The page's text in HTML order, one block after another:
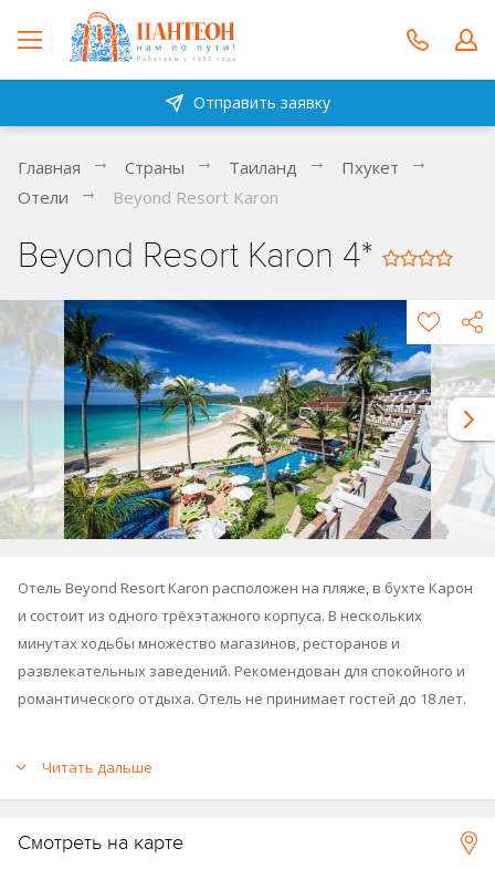
Отправить заявку
Главная Страны Таиланд
Пхукет
Отели
Beyond Resort Karon
Beyond Resort Karon 4*
Отель Beyond Resort Karon расположен на пляже, в бухте Карон
и состоит из одного трёхэтажного корпуса. В нескольких
минутах ходьбы множество магазинов, ресторанов и
развлекательных заведений. Рекомендован для спокойного и
романтического отдыха. Отель не принимает гостей до 18 лет.
Принадлежит группе отелей Kata Group & Beyond Resort (
Beyond
Читать дальше
Смотреть на карте